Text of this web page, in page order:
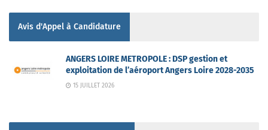
Avis d'Appel à Candidature
ANGERS LOIRE METROPOLE : DSP gestion et
exploitation de l’aéroport Angers Loire 2028-2035
15 JUILLET 2026